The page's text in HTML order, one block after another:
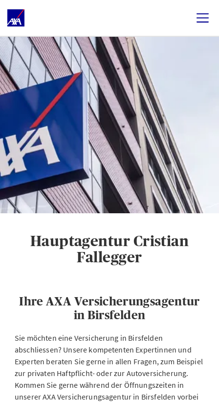
Hauptagentur Cristian
Fallegger
Ihre AXA Versicherungsagentur
in Birsfelden
Sie möchten eine Versicherung in Birsfelden
abschliessen? Unsere kompetenten Expertinnen und
Experten beraten Sie gerne in allen Fragen, zum Beispiel
zur privaten Haftpflicht- oder zur Autoversicherung.
Kommen Sie gerne während der Öffnungszeiten in
unserer AXA Versicherungsagentur in Birsfelden vorbei